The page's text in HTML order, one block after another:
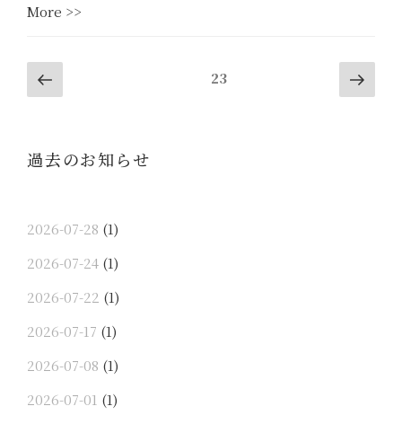
ュ
More >>
て
レ
ヌ
販
ス
ジ
ュ
投
稿
ビ
ゲ
シ
ン
Previous
page
23 Next
過去のお知らせ
2026-07-28 (1)
2026-07-24 (1)
2026-07-22 (1)
2026-07-17 (1)
2026-07-08 (1)
2026-07-01 (1)